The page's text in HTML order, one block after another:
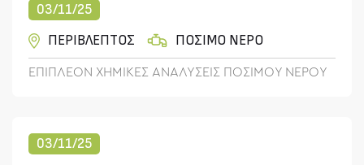
03/11/25
ΠΕΡΙΒΛΕΠΤΟΣ
ΠΟΣΙΜΟ ΝΕΡΟ
ΕΠΙΠΛΕΟΝ ΧΗΜΙΚΕΣ ΑΝΑΛΥΣΕΙΣ ΠΟΣΙΜΟΥ ΝΕΡΟΥ
03/11/25